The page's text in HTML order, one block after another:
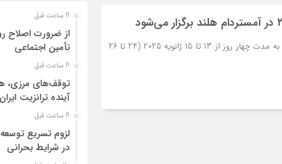
نمایشگاه تجاری مهمان‌نوازی و کترینگ هورکاوا 2025 به مدت چهار روز از 13 تا 15 ژانویه 2025 (24 تا 26
19 ساعت قبل
از ضرورت اصلاح
تأمین اجتماعی
19 ساعت قبل
توقف‌های مرزی،
آینده ترانزیت ایران
19 ساعت قبل
لزوم تسریع
در شرایط بحرانی